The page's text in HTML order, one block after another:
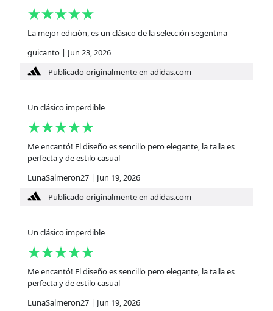
La mejor edición, es un clásico de la selección segentina
guicanto | Jun 23, 2026
Publicado originalmente en adidas.com
Un clásico imperdible
Me encantó! El diseño es sencillo pero elegante, la talla es
perfecta y de estilo casual
LunaSalmeron27 | Jun 19, 2026
Publicado originalmente en adidas.com
Un clásico imperdible
Me encantó! El diseño es sencillo pero elegante, la talla es
perfecta y de estilo casual
LunaSalmeron27 | Jun 19, 2026